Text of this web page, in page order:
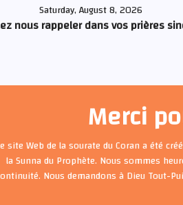
Saturday, August 8, 2026
nous rappeler dans vos prières
Merci
site Web de la sourate du Coran a été
la Sunna du Prophète. Nous sommes
Nous demandons à Dieu Tout-